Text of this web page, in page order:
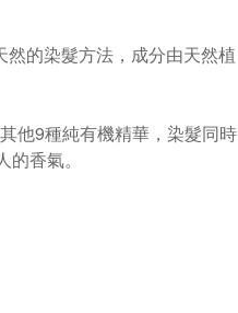
然的染髮方法，成分由天然植
他9種純有機精華，染髮同時
香氣。